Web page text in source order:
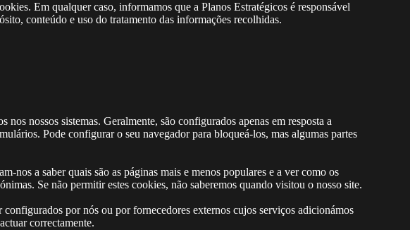
Em qualquer caso, informamos que a Planos Estratégicos é responsável
conteúdo e uso do tratamento das informações recolhidas.
nossos sistemas. Geralmente, são configurados apenas em resposta a
Pode configurar o seu navegador para bloqueá-los, mas algumas partes
nos a saber quais são as páginas mais e menos populares e a ver como os
Se não permitir estes cookies, não saberemos quando visitou o nosso site.
por nós ou por fornecedores externos cujos serviços adicionámos
correctamente.